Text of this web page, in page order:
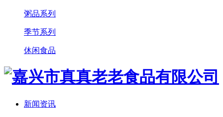
粥品系列
季节系列
休闲食品
新闻资讯